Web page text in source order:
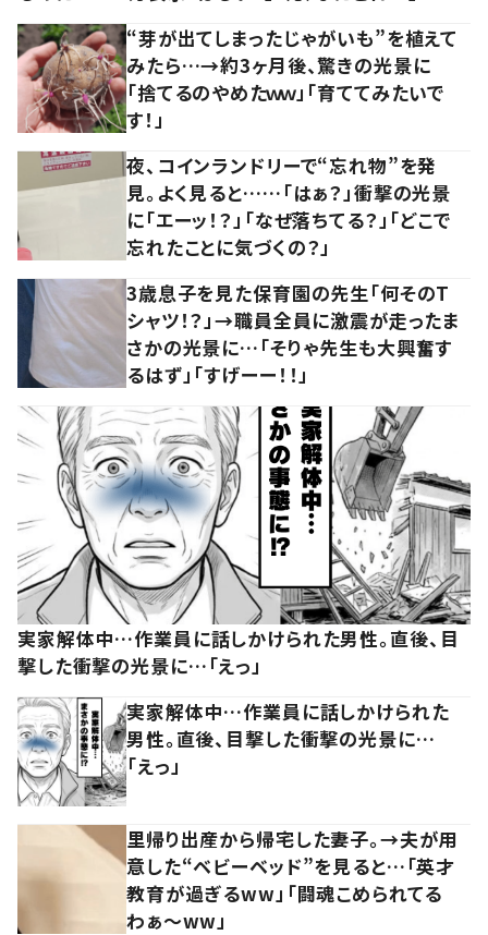
“芽が出てしまったじゃがいも”を植えて
みたら…→約3ヶ月後、驚きの光景に
「捨てるのやめたｗｗ」「育ててみたいで
す！」
夜、コインランドリーで“忘れ物”を発
見。よく見ると……「はぁ？」衝撃の光景
に「エーッ！？」「なぜ落ちてる？」「どこで
忘れたことに気づくの？」
3歳息子を見た保育園の先生「何そのT
シャツ！？」→職員全員に激震が走ったま
さかの光景に…「そりゃ先生も大興奮す
るはず」「すげーー！！」
実家解体中…作業員に話しかけられた男性。直後、目
撃した衝撃の光景に…「えっ」
実家解体中…作業員に話しかけられた
男性。直後、目撃した衝撃の光景に…
「えっ」
里帰り出産から帰宅した妻子。→夫が用
意した“ベビーベッド”を見ると…「英才
教育が過ぎるww」「闘魂こめられてる
わぁ～ww」